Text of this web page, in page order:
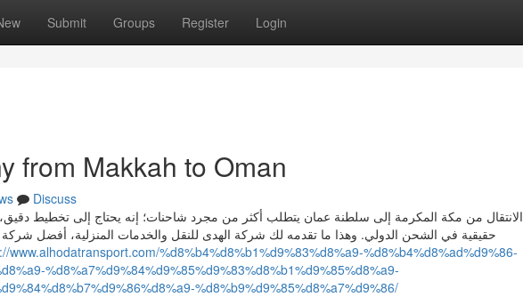
Submit Groups Register Login
from Makkah to Oman
Discuss
الانتقال من مكة المكرمة إلى سلطنة عمان يتطلب أكثر من مجرد شاحنات؛ إنه يحتاج إلى تخطيط
حقيقية في الشحن الدولي. وهذا ما تقدمه لك شركة الهدى للنقل والخدمات المنزلية، أفضل
www.alhodatransport.com/%d8%b4%d8%b1%d9%83%d8%a9-%d8%b4%d8%ad%d9%86-
%d8%a7%d9%84%d9%85%d9%83%d8%b1%d9%85%d8%a9-
%d8%b9%d9%85%d8%a7%d9%86/